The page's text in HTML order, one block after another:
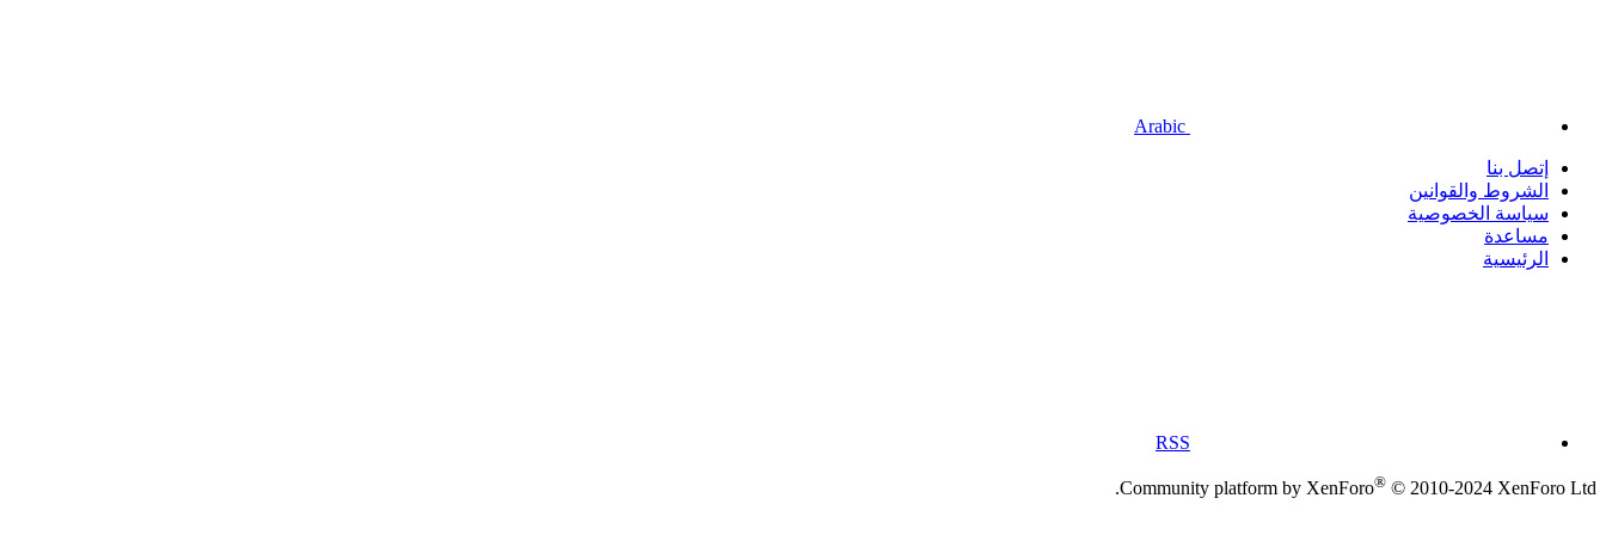
إتصل بنا
الشروط والقوانين
سياسة الخصوصية
مساعدة
الرئيسية
RSS
Community platform by XenForo® © 2010-2024 XenForo Ltd.